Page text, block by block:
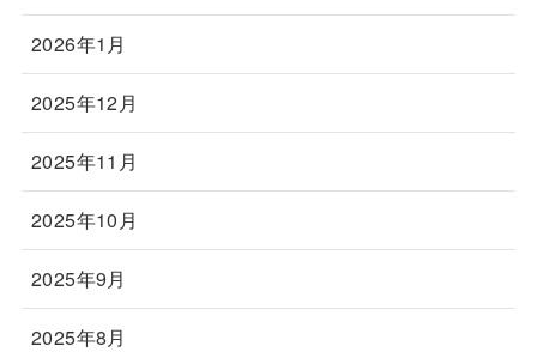
2026年1月
2025年12月
2025年11月
2025年10月
2025年9月
2025年8月